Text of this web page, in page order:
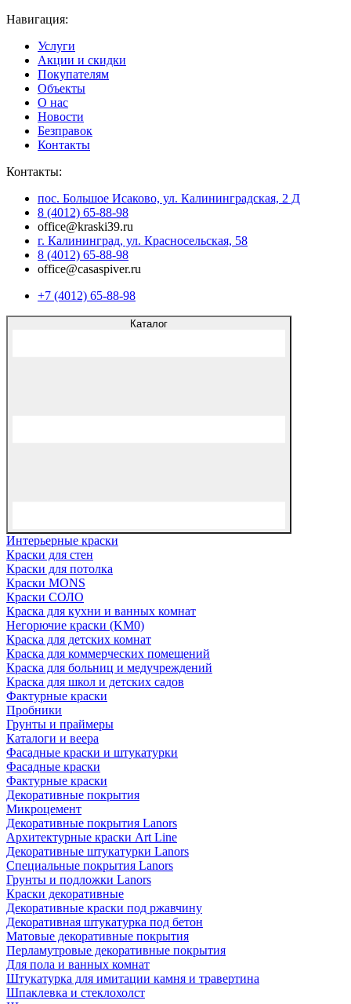
Навигация:
Услуги
Акции и скидки
Покупателям
Объекты
О нас
Новости
Безправок
Контакты
Контакты:
пос. Большое Исаково, ул. Калининградская, 2 Д
8 (4012) 65-88-98
office@kraski39.ru
г. Калининград, ул. Красносельская, 58
8 (4012) 65-88-98
office@casaspiver.ru
+7 (4012) 65-88-98
Каталог
Интерьерные краски
Краски для стен
Краски для потолка
Краски MONS
Краски СОЛО
Краска для кухни и ванных комнат
Негорючие краски (KM0)
Краска для детских комнат
Краска для коммерческих помещений
Краска для больниц и медучреждений
Краска для школ и детских садов
Фактурные краски
Пробники
Грунты и праймеры
Каталоги и веера
Фасадные краски и штукатурки
Фасадные краски
Фактурные краски
Декоративные покрытия
Микроцемент
Декоративные покрытия Lanors
Архитектурные краски Art Line
Декоративные штукатурки Lanors
Специальные покрытия Lanors
Грунты и подложки Lanors
Краски декоративные
Декоративные краски под ржавчину
Декоративная штукатурка под бетон
Матовые декоративные покрытия
Перламутровые декоративные покрытия
Для пола и ванных комнат
Штукатурка для имитации камня и травертина
Шпаклевка и стеклохолст